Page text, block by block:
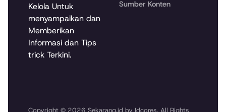
Kelola Untuk
menyampaikan dan
Memberikan
Informasi dan Tips
trick Terkini.
Sumber Konten
Copyright © 2026 Sekarang.id by Idcores. All Rights